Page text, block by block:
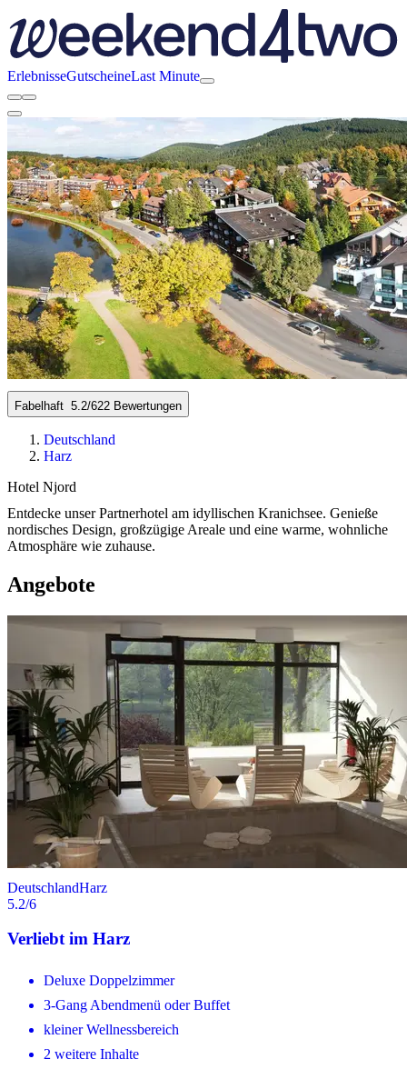
ErlebnisseGutscheineLast Minute
Fabelhaft 5.2/622 Bewertungen
Deutschland
Harz
Hotel Njord
Entdecke unser Partnerhotel am idyllischen Kranichsee. Genieße
nordisches Design, großzügige Areale und eine warme, wohnliche
Atmosphäre wie zuhause.
Angebote
DeutschlandHarz
5.2/6
Verliebt im Harz
Deluxe Doppelzimmer
3-Gang Abendmenü oder Buffet
kleiner Wellnessbereich
2 weitere Inhalte